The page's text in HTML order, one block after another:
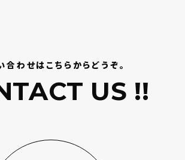
合わせはこちらからどうぞ。
US !!